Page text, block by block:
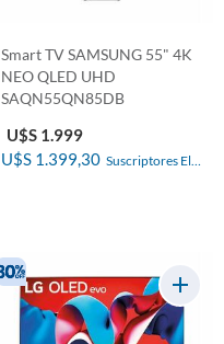
Smart TV SAMSUNG 55" 4K
NEO QLED UHD
SAQN55QN85DB
U$S 1.999
U$S 1.399,30 Suscriptores El